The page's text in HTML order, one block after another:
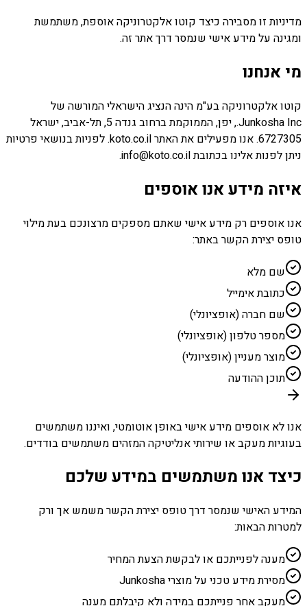
מדיניות זו מסבירה כיצד קוטו אלקטרוניקה אוספת, משתמשת
ומגינה על מידע אישי שנמסר דרך אתר זה.
מי אנחנו
קוטו אלקטרוניקה בע"מ הינה הנציג הישראלי המורשה של
Junkosha Inc., יפן, הממוקמת ברחוב גנדה 5, תל-אביב, ישראל
6727305. אנו מפעילים את האתר koto.co.il. לפניות בנושאי פרטיות
ניתן לפנות אלינו בכתובת info@koto.co.il.
איזה מידע אנו אוספים
אנו אוספים רק מידע אישי שאתם מספקים מרצונכם בעת מילוי
טופס יצירת הקשר באתר:
שם מלא
כתובת אימייל
שם חברה (אופציונלי)
מספר טלפון (אופציונלי)
מוצר מעניין (אופציונלי)
תוכן ההודעה
אנו לא אוספים מידע אישי באופן אוטומטי, ואיננו משתמשים
בעוגיות מעקב או שירותי אנליטיקה המזהים משתמשים בודדים.
כיצד אנו משתמשים במידע שלכם
המידע האישי שנמסר דרך טופס יצירת הקשר משמש אך ורק
למטרות הבאות:
מענה לפנייתכם או לבקשת הצעת המחיר
מסירת מידע טכני על מוצרי Junkosha
מעקב אחר פנייתכם במידה ולא קיבלתם מענה